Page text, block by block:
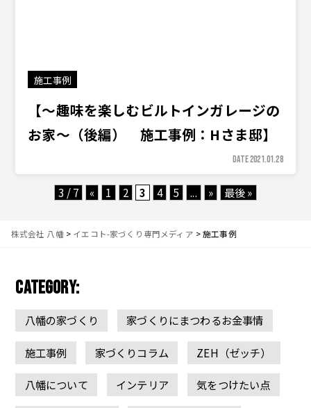
施工事例
【〜趣味を楽しむビルトインガレージの
お家〜（後編） 施工事例：Hさま邸】
DATE 2021.01.28
3 / 7 « 1 2 3 4 5 ... » 最後 »
株式会社 八幡> イエコト-家づくり専門メディア >施工事例
CATEGORY:
八幡の家づくり 家づくりにまつわるお金事情
施工事例 家づくりコラム ZEH（ゼッチ）
八幡について インテリア 気をつけたい点